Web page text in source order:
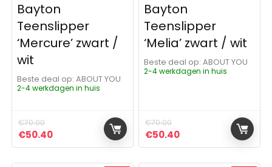
Bayton
Teenslipper
‘Mercure’ zwart /
wit
Beste deal op:
ABOUT YOU
2-4 werkdagen in huis
€70.00
Oorspronkelijke prijs was: €70.00.
€50.40Huidige prijs is: €50.40.
Bayton
Teenslipper
‘Melia’ zwart / wit
Beste deal op:
ABOUT YOU
2-4 werkdagen in huis
€70.00
Oorspronkelijke prijs was:
€50.40Huidige prijs is: